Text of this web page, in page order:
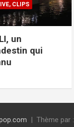
CLIPS
un
qui
Thème par :